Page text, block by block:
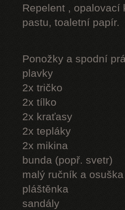
Repelent , opalovací
pastu, toaletní papír.
Ponožky a spodní
plavky
2x tričko
2x tílko
2x kraťasy
2x tepláky
2x mikina
bunda (popř. svetr)
malý ručník a osuška
pláštěnka
sandály